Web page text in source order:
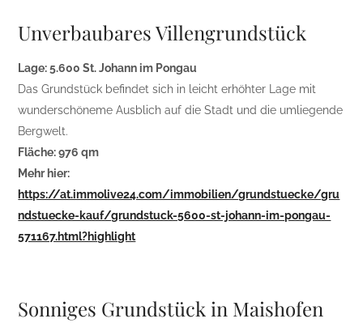
Unverbaubares Villengrundstück
Lage: 5.600 St. Johann im Pongau
Das Grundstück befindet sich in leicht erhöhter Lage mit
wunderschöneme Ausblich auf die Stadt und die umliegende
Bergwelt.
Fläche: 976 qm
Mehr hier:
https://at.immolive24.com/immobilien/grundstuecke/gru
ndstuecke-kauf/grundstuck-5600-st-johann-im-pongau-
571167.html?highlight
Sonniges Grundstück in Maishofen